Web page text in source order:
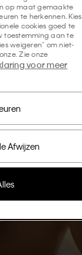
op maat gemaakte
te herkennen. Kies
cookies goed te
toestemming aan te
weigeren" om niet-
Zie onze
voor meer
Afwijzen